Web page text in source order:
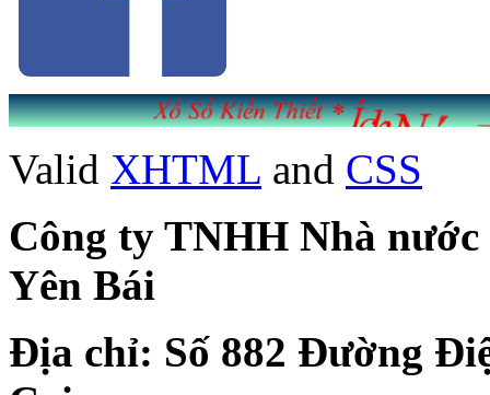
Valid XHTML and CSS
Công ty TNHH Nhà
Yên Bái
Địa chỉ: Số 882 Đường